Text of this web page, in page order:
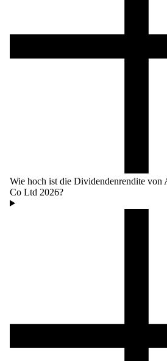
Wie hoch ist die Dividendenrendite
Co Ltd 2026?